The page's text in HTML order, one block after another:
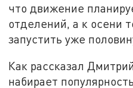
что движение
отделений, а к осени
запустить уже
Как рассказал
набирает